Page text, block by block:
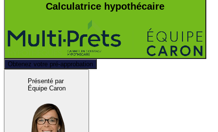
Calculatrice hypothécaire
Obtenez votre pré-approbation
Présenté par
Équipe Caron